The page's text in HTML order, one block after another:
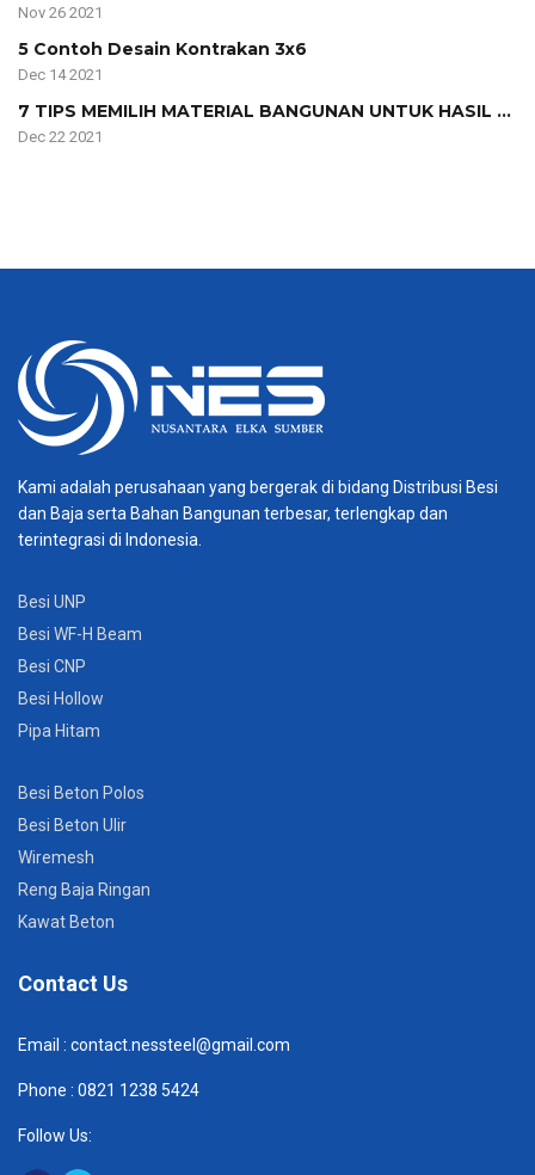
Nov 26 2021
5 Contoh Desain Kontrakan 3x6
Dec 14 2021
7 TIPS MEMILIH MATERIAL BANGUNAN UNTUK HASIL ...
Dec 22 2021
Kami adalah perusahaan yang bergerak di bidang Distribusi Besi
dan Baja serta Bahan Bangunan terbesar, terlengkap dan
terintegrasi di Indonesia.
Besi UNP
Besi WF-H Beam
Besi CNP
Besi Hollow
Pipa Hitam
Besi Beton Polos
Besi Beton Ulir
Wiremesh
Reng Baja Ringan
Kawat Beton
Contact Us
Email : contact.nessteel@gmail.com
Phone : 0821 1238 5424
Follow Us: